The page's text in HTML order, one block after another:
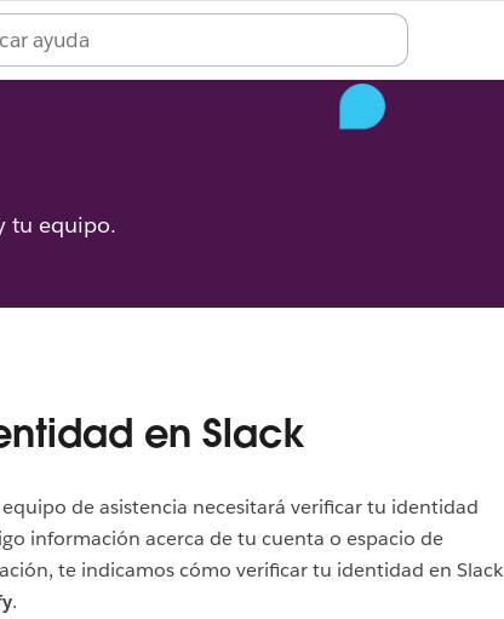
tu equipo.
en Slack
de asistencia necesitará verificar tu identidad
información acerca de tu cuenta o espacio de
te indicamos cómo verificar tu identidad en Slack
.